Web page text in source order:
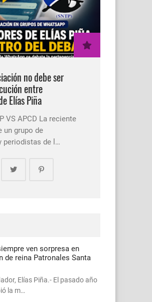
no debe ser
entre
Elías Piña
VS APCD La reciente
un grupo de
periodistas de l…
ven sorpresa en
de reina Patronales Santa
Elías Piña.- El pasado año
la m…